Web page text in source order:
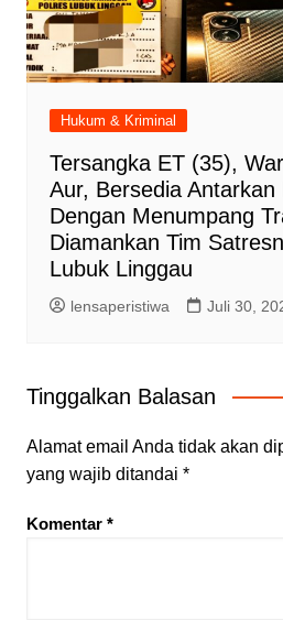
Hukum & Kriminal
Tersangka ET (35),
Aur, Bersedia Antarkan
Dengan Menumpang
Diamankan Tim
Lubuk Linggau
lensaperistiwa Juli 30,
Tinggalkan Balasan
Alamat email Anda tidak akan
yang wajib ditandai *
Komentar *